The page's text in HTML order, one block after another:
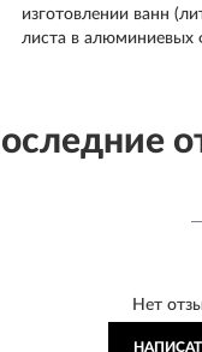
изготовлении ванн
листа в алюминиевых
Нет